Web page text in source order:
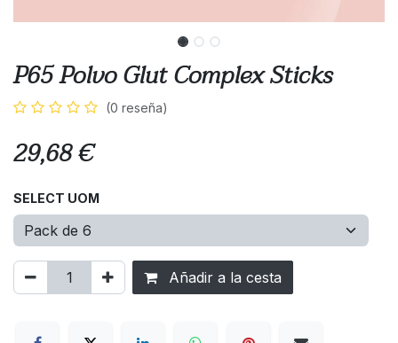
P65 Polvo Glut Complex Sticks
(0 reseña)
29,68€
SELECT UOM
Añadir a la cesta